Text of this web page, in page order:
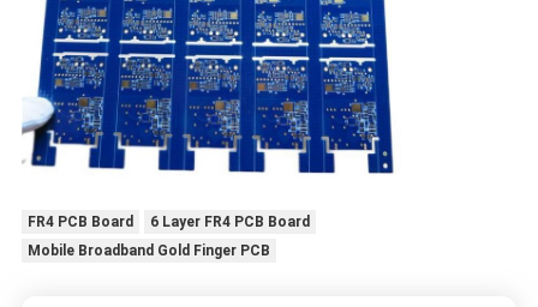
FR4 PCB Board
6 Layer FR4 PCB Board
Mobile Broadband Gold Finger PCB